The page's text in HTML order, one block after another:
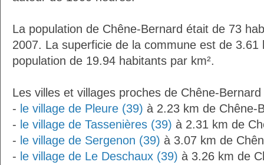
La population de Chêne-Bernard était de 73
2007. La superficie de la commune est de 3.61
population de 19.94 habitants par km².
Les villes et villages proches de Chêne-
- le village de Pleure (39) à 2.23 km de Chêne-
- le village de Tassenières (39) à 2.31 km de
- le village de Sergenon (39) à 3.07 km de
- le village de Le Deschaux (39) à 3.26 km de